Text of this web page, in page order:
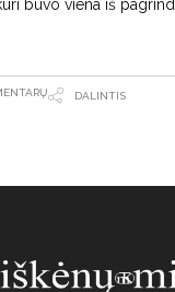
buvo viena iš
DALINTIS